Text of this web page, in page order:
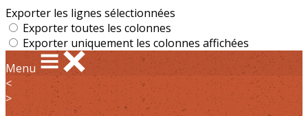
Exporter les lignes sélectionnées
Exporter toutes les colonnes
Exporter uniquement les colonnes affichées
Menu
<
>